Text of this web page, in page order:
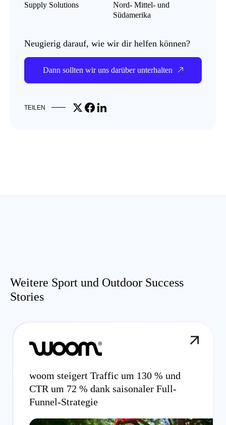
Supply Solutions
Nord- Mittel- und
Südamerika
Neugierig darauf, wie wir dir helfen können?
Dann sollten wir uns darüber unterhalten
TEILEN Share on X
Share on Facebook
Share on LinkedIn
Weitere Sport und Outdoor Success
Stories
woom steigert Traffic um 130 % und
CTR um 72 % dank saisonaler Full-
Funnel-Strategie